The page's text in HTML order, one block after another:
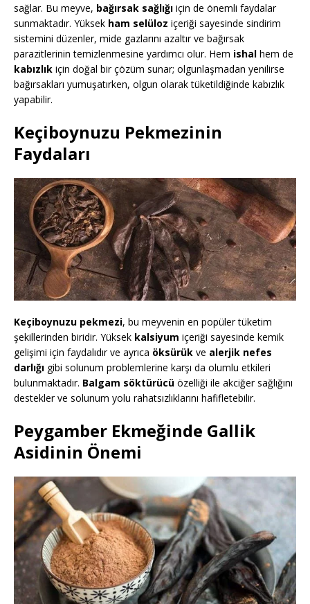
sağlar. Bu meyve, bağırsak sağlığı için de önemli faydalar
sunmaktadır. Yüksek ham selüloz içeriği sayesinde sindirim
sistemini düzenler, mide gazlarını azaltır ve bağırsak
parazitlerinin temizlenmesine yardımcı olur. Hem ishal hem de
kabızlık için doğal bir çözüm sunar; olgunlaşmadan yenilirse
bağırsakları yumuşatırken, olgun olarak tüketildiğinde kabızlık
yapabilir.
Keçiboynuzu Pekmezinin
Faydaları
Keçiboynuzu pekmezi, bu meyvenin en popüler tüketim
şekillerinden biridir. Yüksek kalsiyum içeriği sayesinde kemik
gelişimi için faydalıdır ve ayrıca öksürük ve alerjik nefes
darlığı gibi solunum problemlerine karşı da olumlu etkileri
bulunmaktadır. Balgam söktürücü özelliği ile akciğer sağlığını
destekler ve solunum yolu rahatsızlıklarını hafifletebilir.
Peygamber Ekmeğinde Gallik
Asidinin Önemi